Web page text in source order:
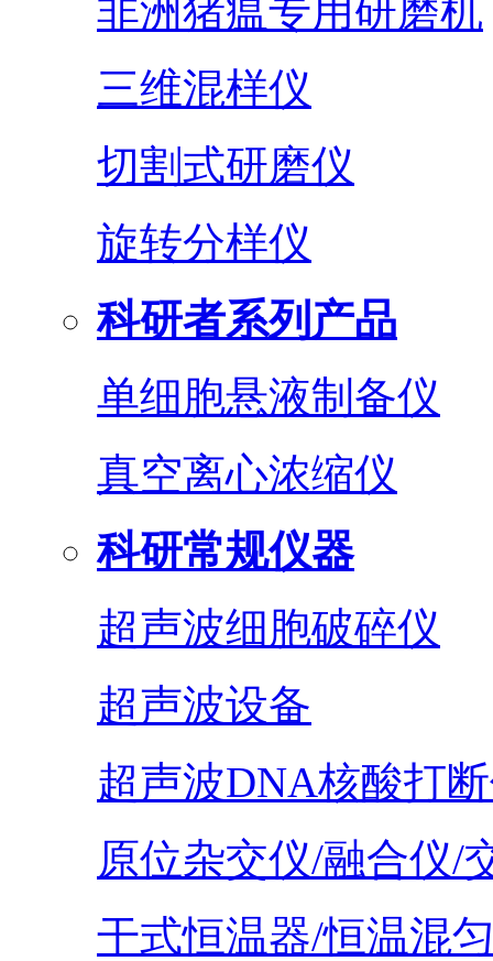
非洲猪瘟专用研磨机
三维混样仪
切割式研磨仪
旋转分样仪
科研者系列产品
单细胞悬液制备仪
真空离心浓缩仪
科研常规仪器
超声波细胞破碎仪
超声波设备
超声波DNA核酸打
原位杂交仪/融合仪/
干式恒温器/恒温混